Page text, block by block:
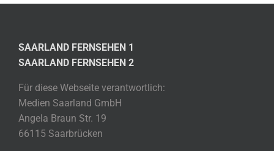
SAARLAND FERNSEHEN 1
SAARLAND FERNSEHEN 2
Für diese Webseite verantwortlich:
Medien Saarland GmbH
Angela Braun Str. 19
66115 Saarbrücken